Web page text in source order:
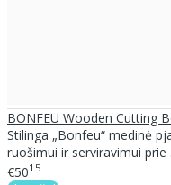
BONFEU Wooden Cutting
Stilinga „Bonfeu“ medinė
ruošimui ir serviravimui prie
€5015